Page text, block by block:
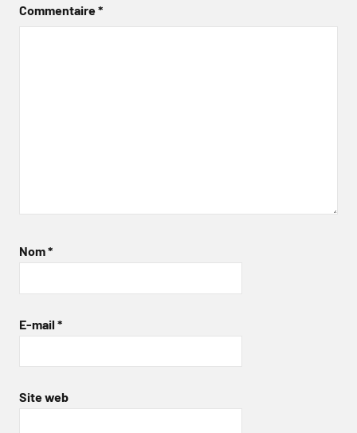
Commentaire*
Nom*
E-mail *
Site web